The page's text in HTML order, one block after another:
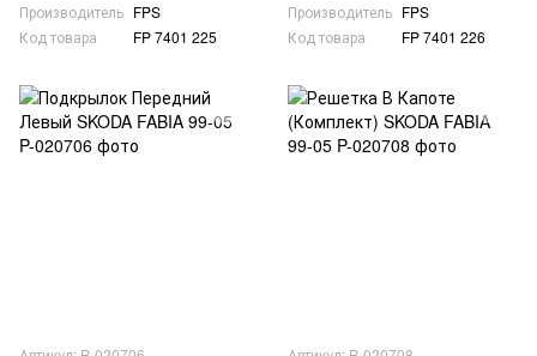
Производитель FPS
Код товара
FP 7401 225
Производитель FPS
Код товара
FP 7401 226